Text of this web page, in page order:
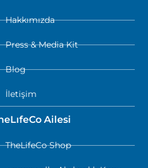
Hakkımızda
Press & Media Kit
Blog
İletişim
Ailesi
TheLifeCo Shop